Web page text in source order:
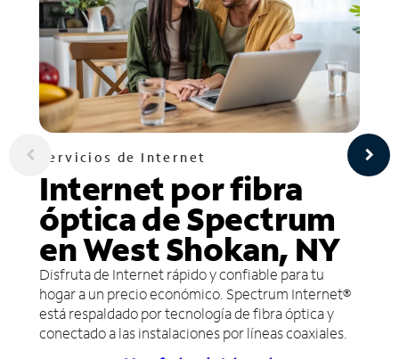
Servicios de Internet
Internet por fibra
óptica de Spectrum
en West Shokan, NY
Disfruta de Internet rápido y confiable para tu
hogar a un precio económico. Spectrum Internet®
está respaldado por tecnología de fibra óptica y
conectado a las instalaciones por líneas coaxiales.